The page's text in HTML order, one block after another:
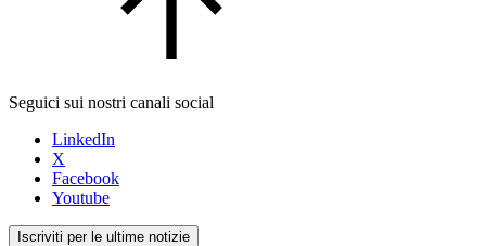
Seguici sui nostri canali social
LinkedIn
X
Facebook
Youtube
Iscriviti per le ultime notizie